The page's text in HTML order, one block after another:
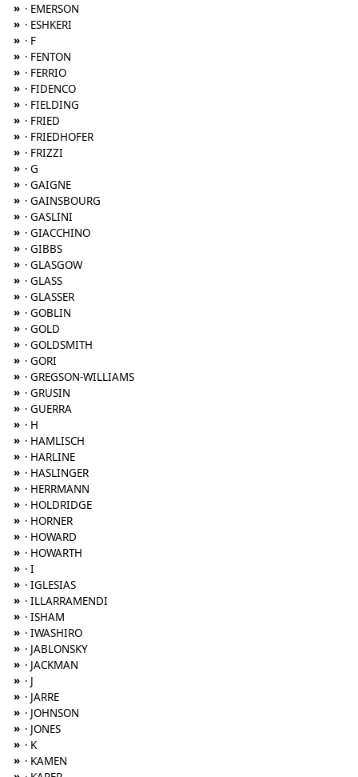
» · EMERSON
» · ESHKERI
» · F
» · FENTON
» · FERRIO
» · FIDENCO
» · FIELDING
» · FRIED
» · FRIEDHOFER
» · FRIZZI
» · G
» · GAIGNE
» · GAINSBOURG
» · GASLINI
» · GIACCHINO
» · GIBBS
» · GLASGOW
» · GLASS
» · GLASSER
» · GOBLIN
» · GOLD
» · GOLDSMITH
» · GORI
» · GREGSON-WILLIAMS
» · GRUSIN
» · GUERRA
» · H
» · HAMLISCH
» · HARLINE
» · HASLINGER
» · HERRMANN
» · HOLDRIDGE
» · HORNER
» · HOWARD
» · HOWARTH
» · I
» · IGLESIAS
» · ILLARRAMENDI
» · ISHAM
» · IWASHIRO
» · JABLONSKY
» · JACKMAN
» · J
» · JARRE
» · JOHNSON
» · JONES
» · K
» · KAMEN